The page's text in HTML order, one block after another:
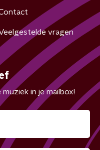
vragen
in je mailbox!